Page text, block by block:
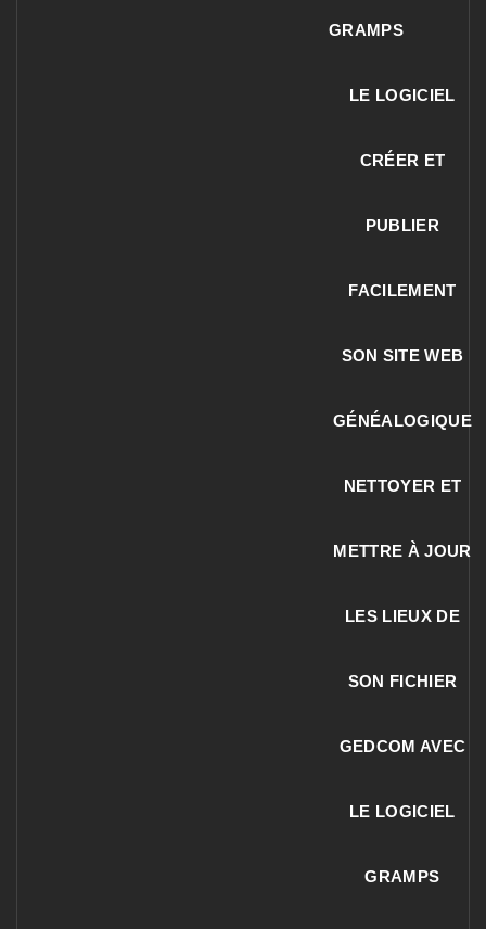
GRAMPS
LE LOGICIEL
CRÉER ET
PUBLIER
FACILEMENT
SON SITE WEB
GÉNÉALOGIQUE
NETTOYER ET
METTRE À JOUR
LES LIEUX DE
SON FICHIER
GEDCOM AVEC
LE LOGICIEL
GRAMPS